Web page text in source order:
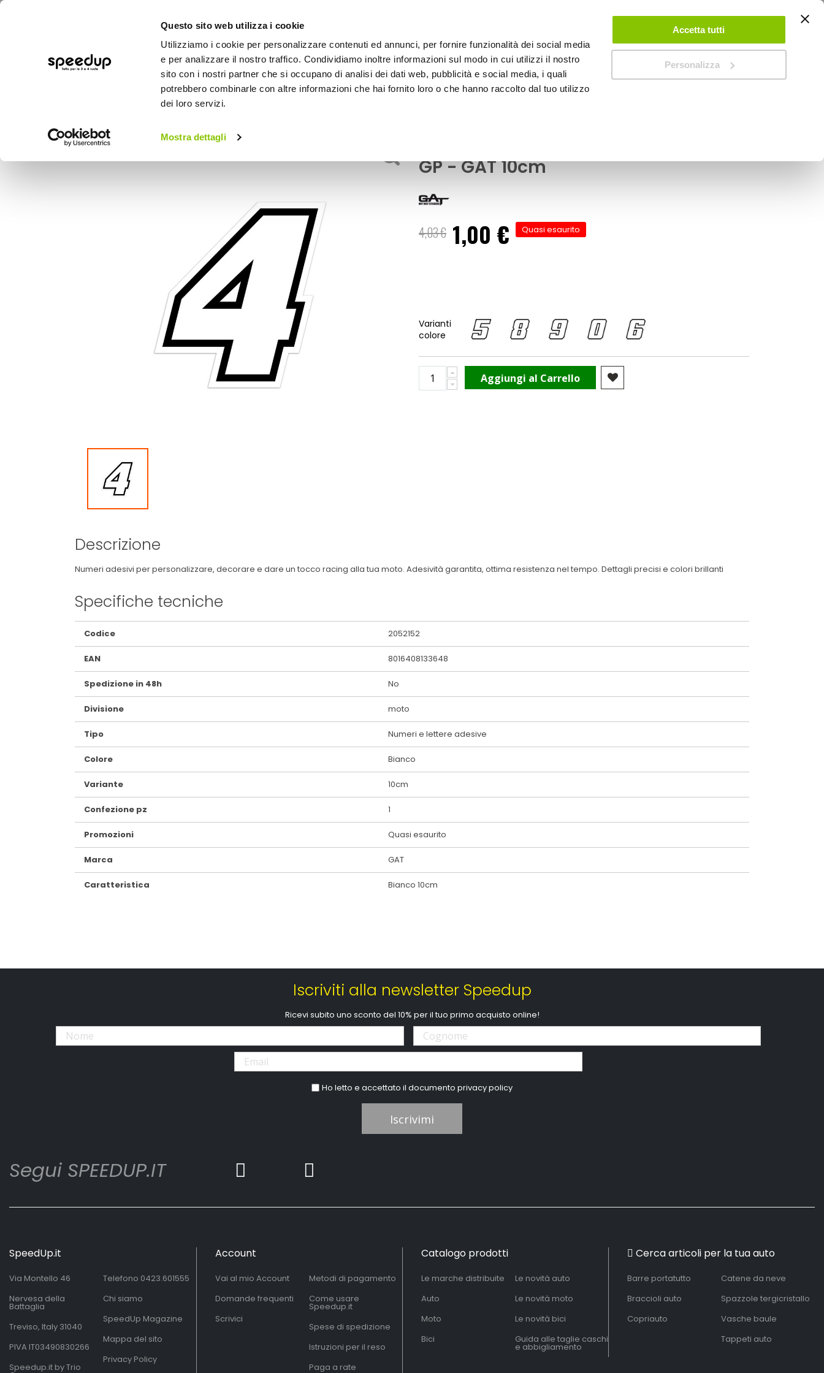
Questo sito web utilizza i cookie
Utilizziamo i cookie per personalizzare contenuti ed annunci, per fornire funzionalità dei social media
e per analizzare il nostro traffico. Condividiamo inoltre informazioni sul modo in cui utilizzi il nostro
sito con i nostri partner che si occupano di analisi dei dati web, pubblicità e social media, i quali
potrebbero combinarle con altre informazioni che hai fornito loro o che hanno raccolto dal tuo utilizzo
dei loro servizi.
Mostra dettagli
Accetta tutti
Personalizza
ACCEDI CREA UN ACCOUNT CONTATTACI
BICI OUTDOOR
Home
GP - GAT 10cm
4,03 € Prezzo
speciale
1,00 € Quasi esaurito
Varianti
colore
Aggiungi al Carrello
Descrizione
Numeri adesivi per personalizzare, decorare e dare un tocco racing alla tua moto. Adesività garantita, ottima resistenza nel tempo. Dettagli precisi e colori brillanti
Specifiche tecniche
Maggiori
Informazioni
Codice 2052152
EAN 8016408133648
Spedizione in 48h No
Divisione moto
Tipo Numeri e lettere adesive
Colore Bianco
Variante 10cm
Confezione pz 1
Promozioni Quasi esaurito
Marca GAT
Caratteristica Bianco 10cm
Iscriviti alla newsletter Speedup
Ricevi subito uno sconto del 10% per il tuo primo acquisto online!
Ho letto e accettato il documentoprivacy policy
Iscrivimi
Segui SPEEDUP.IT
SpeedUp.it
Via Montello 46
Nervesa della
Battaglia
Treviso, Italy 31040
PIVA IT03490830266
Speedup.it by Trio
Telefono 0423.601555
Chi siamo
SpeedUp Magazine
Mappa del sito
Privacy Policy
Account
Vai al mio Account
Domande frequenti
Scrivici
Metodi di pagamento
Come usare
Speedup.it
Spese di spedizione
Istruzioni per il reso
Paga a rate
Catalogo prodotti
Le marche distribuite
Auto
Moto
Bici
Le novità auto
Le novità moto
Le novità bici
Guida alle taglie caschi
e abbigliamento
Cerca articoli per la tua auto
Barre portatutto
Braccioli auto
Copriauto
Catene da neve
Spazzole tergicristallo
Vasche baule
Tappeti auto